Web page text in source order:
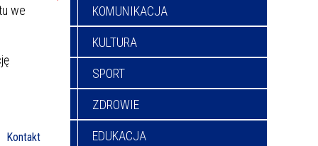
we
Kontakt
KOMUNIKACJA
KULTURA
SPORT
ZDROWIE
EDUKACJA